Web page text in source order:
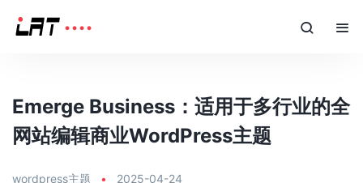
Emerge Business：适用于多行业的全
网站编辑商业WordPress主题
wordpress主题 • 2025-04-24